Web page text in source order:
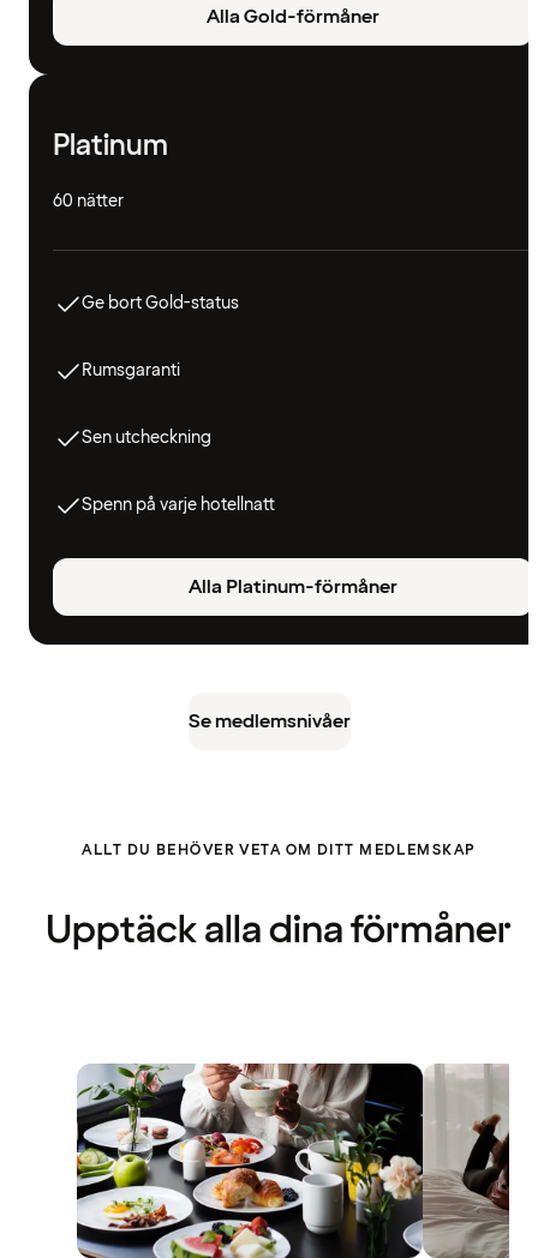
Alla Gold-förmåner
Platinum
60 nätter
Ge bort Gold-status
Rumsgaranti
Sen utcheckning
Spenn på varje hotellnatt
Alla Platinum-förmåner
Se medlemsnivåer
ALLT DU BEHÖVER VETA OM DITT MEDLEMSKAP
Upptäck alla dina förmåner